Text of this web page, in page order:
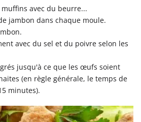
avec du beurre...
jambon dans chaque moule.
avec du sel et du poivre selon les
jusqu'à ce que les œufs soient
(en règle générale, le temps de
minutes).